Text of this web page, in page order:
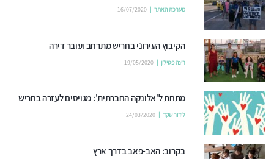
מערכת האתר 16/07/2020
הקיבוץ העירוני בחריש מתרחב ועובר דירה
רינה פטילון 19/05/2020
מתחת ל'אלונקה החברתית': מגויסים לעזרה בחריש
לידור שקד 24/03/2020
בקרוב: האב-פאב בדרך ארץ